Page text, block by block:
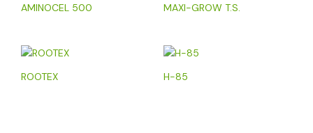
AMINOCEL 500 MAXI-GROW T.S.
ROOTEX H-85